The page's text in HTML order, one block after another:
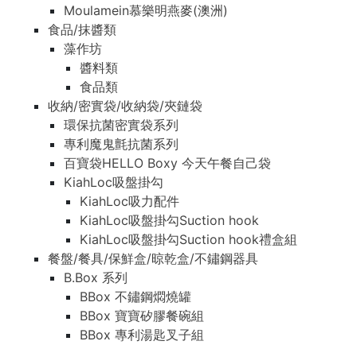
Moulamein慕樂明燕麥(澳洲)
食品/抹醬類
藻作坊
醬料類
食品類
收納/密實袋/收納袋/夾鏈袋
環保抗菌密實袋系列
專利魔鬼氈抗菌系列
百寶袋HELLO Boxy 今天午餐自己袋
KiahLoc吸盤掛勾
KiahLoc吸力配件
KiahLoc吸盤掛勾Suction hook
KiahLoc吸盤掛勾Suction hook禮盒組
餐盤/餐具/保鮮盒/晾乾盒/不鏽鋼器具
B.Box 系列
BBox 不鏽鋼燜燒罐
BBox 寶寶矽膠餐碗組
BBox 專利湯匙叉子組